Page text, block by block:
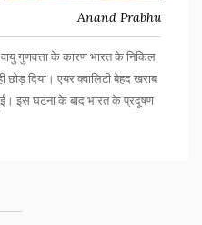
Anand Prabhu
गुणवत्ता के कारण भारत के निकिल
छोड़ दिया। एयर क्वालिटी बेहद खराब
इस घटना के बाद भारत के प्रदूषण